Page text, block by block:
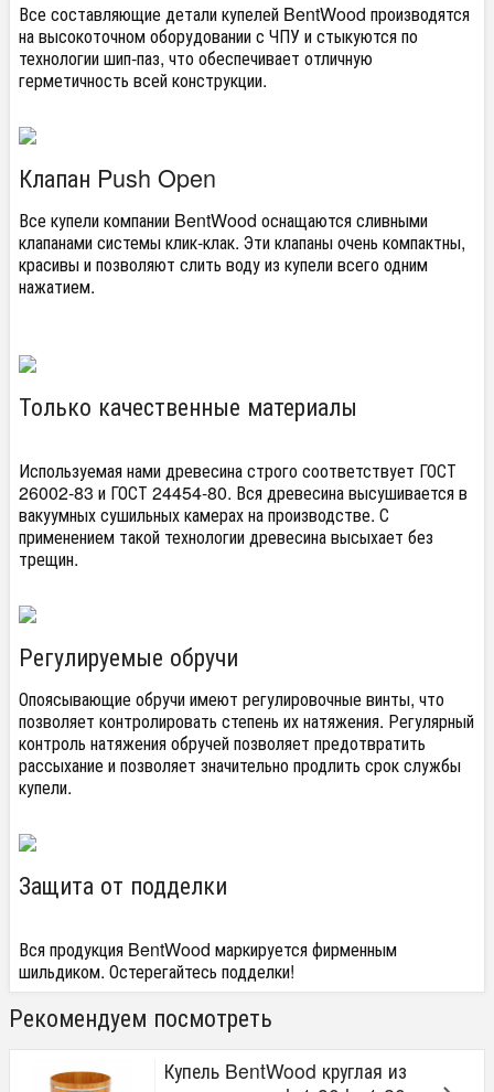
Все составляющие детали купелей BentWood производятся
на высокоточном оборудовании с ЧПУ и стыкуются по
технологии шип-паз, что обеспечивает отличную
герметичность всей конструкции.
Клапан Push Open
Все купели компании BentWood оснащаются сливными
клапанами системы клик-клак. Эти клапаны очень компактны,
красивы и позволяют слить воду из купели всего одним
нажатием.
Только качественные материалы
Используемая нами древесина строго соответствует ГОСТ
26002-83 и ГОСТ 24454-80. Вся древесина высушивается в
вакуумных сушильных камерах на производстве. С
применением такой технологии древесина высыхает без
трещин.
Регулируемые обручи
Опоясывающие обручи имеют регулировочные винты, что
позволяет контролировать степень их натяжения. Регулярный
контроль натяжения обручей позволяет предотвратить
рассыхание и позволяет значительно продлить срок службы
купели.
Защита от подделки
Вся продукция BentWood маркируется фирменным
шильдиком. Остерегайтесь подделки!
Рекомендуем посмотреть
Купель BentWood круглая из